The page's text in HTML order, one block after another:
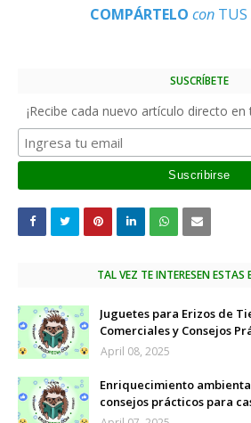
COMPÁRTELO con TUS
SUSCRÍBETE
¡Recibe cada nuevo artículo directo
TAL VEZ TE INTERESEN ESTAS
Juguetes para Erizos de
Comerciales y Consejos
April 08, 2025
Enriquecimiento
consejos prácticos para